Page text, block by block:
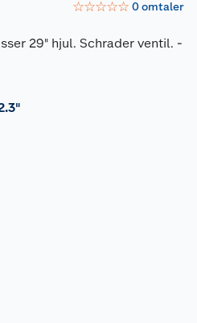
☆☆☆☆☆ 0omtaler
29" hjul. Schrader ventil. -